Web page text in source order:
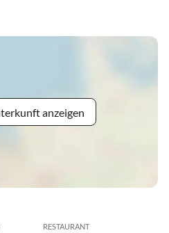
anzeigen
RESTAURANT